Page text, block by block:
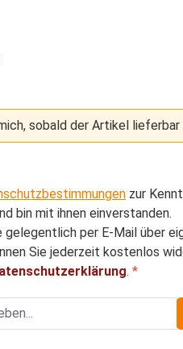
von 5 von 5 Sternen
sobald der Artikel lieferbar
zur
bin mit ihnen einverstanden.
gelegentlich per E-Mail über
Sie jederzeit kostenlos
. *